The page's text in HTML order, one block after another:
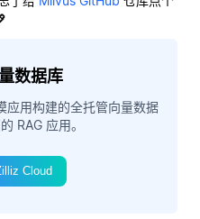
数据库
用构建的全托管向量数据
RAG 应用。
Cloud